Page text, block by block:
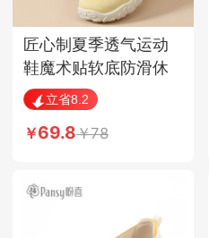
匠心制夏季透气运动
鞋魔术贴软底防滑休
闲凉鞋·TXY-WLA8188
米黄色
立省8.2
69.8 78